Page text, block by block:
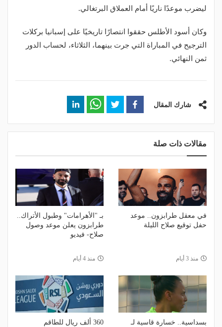
ليضرب موعدًا ناريًا أمام العملاق البرتغالي.
وكان أسود الأطلس حققوا انتصارًا تاريخيًا على إسبانيا بركلات
الترجيح في المباراة التي جرت بينهما، الثلاثاء، لحساب الدور
ثمن النهائي.
شارك المقال
مقالات ذات صلة
في معقل طرابزون.. موعد
حفل توقيع صلاح الليلة
منذ 3 أيام
بـ "الأهرامات" وطبول الأتراك..
طرابزون يعلن موعد وصول
صلاح- فيديو
منذ 4 أيام
بسداسية.. خسارة قاسية لـ
360 ألف ريال للطاقم